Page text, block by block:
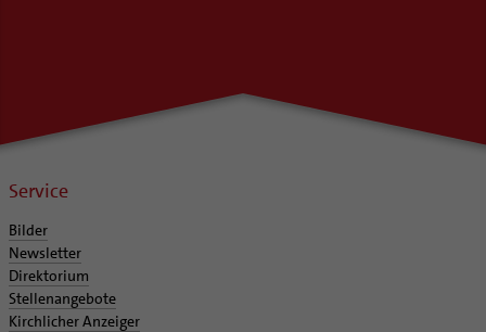
Service
Bilder
Newsletter
Direktorium
Stellenangebote
Kirchlicher Anzeiger